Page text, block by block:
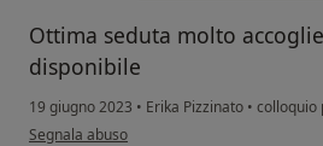
Ottima seduta molto
disponibile
19 giugno 2023 • Erika Pizzinato • colloquio
secondo l'opinione dell'utente Teresa
Segnala abuso